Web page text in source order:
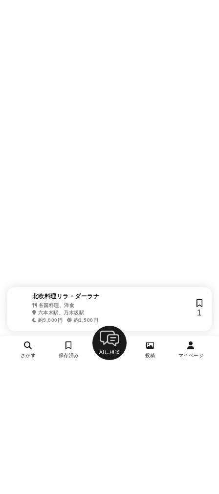
北欧料理リラ・ダーラナ
各国料理、洋食
六本木駅、乃木坂駅
約9,000円
約1,500円
1
さがす 保存済み
AIに相談
投稿 マイページ